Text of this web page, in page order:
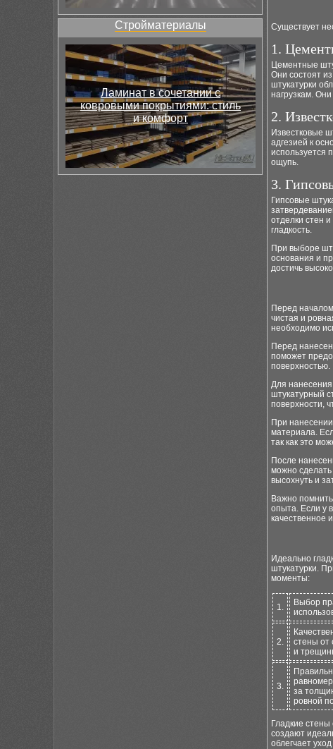
Стройматериалы
Ламинат в сочетании с
ковровыми покрытиями: стиль
и комфорт
Существует
1.
Цементные
Они состоят
штукатурки
нагрузкам.
2.
Известковые
адгезией к
используется
ощупь.
3.
Гипсовые
отделки стен
гладкость.
При выборе
основания и
достичь
Перед
чистая и
необходимо
Перед
поможет
поверхностью.
Для
штукатурный
поверхности,
При
материала.
так как это
После
можно
высохнуть и
Важно
опыта. Если у
качественное
Идеально
штукатурки.
моменты:
1.
Выбор
2.
стены от
и
3.
за
ровной
Гладкие
создают
облегчает